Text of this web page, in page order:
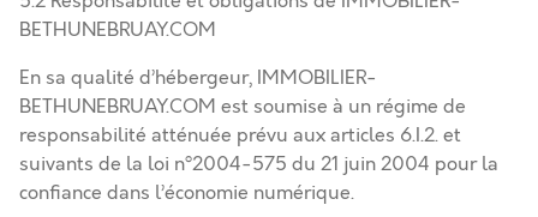
BETHUNEBRUAY.COM
En sa qualité d’hébergeur, IMMOBILIER-
BETHUNEBRUAY.COM est soumise à un régime de
responsabilité atténuée prévu aux articles 6.I.2. et
suivants de la loi nº2004-575 du 21 juin 2004 pour la
confiance dans l’économie numérique.